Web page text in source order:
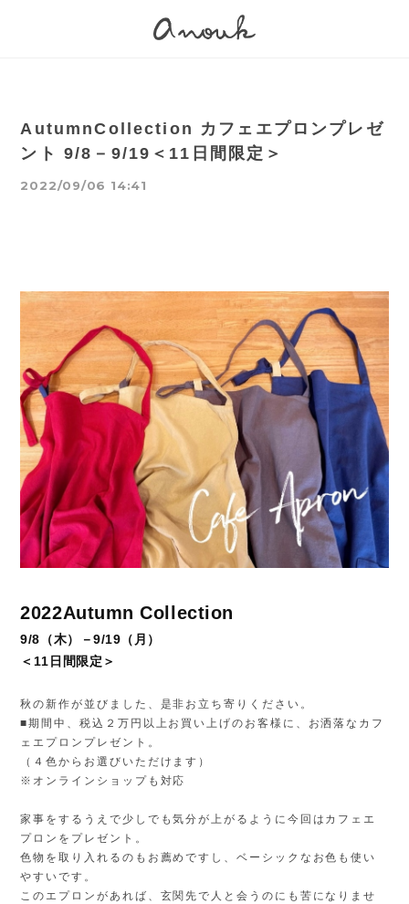
AutumnCollection カフェエプロンプレゼ
ント 9/8－9/19＜11日間限定＞
2022/09/06 14:41
2022Autumn Collection
9/8（木）－9/19（月）
＜11日間限定＞
秋の新作が並びました、是非お立ち寄りください。
■期間中、税込２万円以上お買い上げのお客様に、お洒落なカフ
ェエプロンプレゼント。
（４色からお選びいただけます）
※オンラインショップも対応
家事をするうえで少しでも気分が上がるように今回はカフェエ
プロンをプレゼント。
色物を取り入れるのもお薦めですし、ベーシックなお色も使い
やすいです。
このエプロンがあれば、玄関先で人と会うのにも苦になりませ